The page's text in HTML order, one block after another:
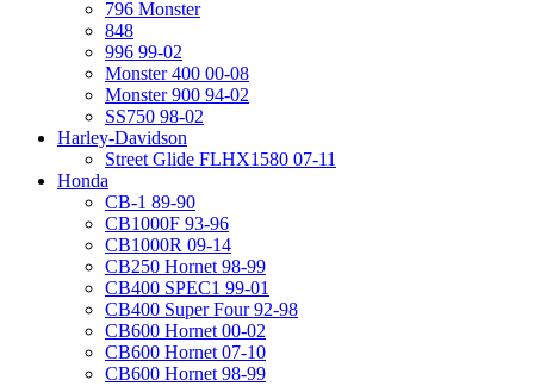
796 Monster
848
996 99-02
Monster 400 00-08
Monster 900 94-02
SS750 98-02
Harley-Davidson
Street Glide FLHX1580 07-11
Honda
CB-1 89-90
CB1000F 93-96
CB1000R 09-14
CB250 Hornet 98-99
CB400 SPEC1 99-01
CB400 Super Four 92-98
CB600 Hornet 00-02
CB600 Hornet 07-10
CB600 Hornet 98-99